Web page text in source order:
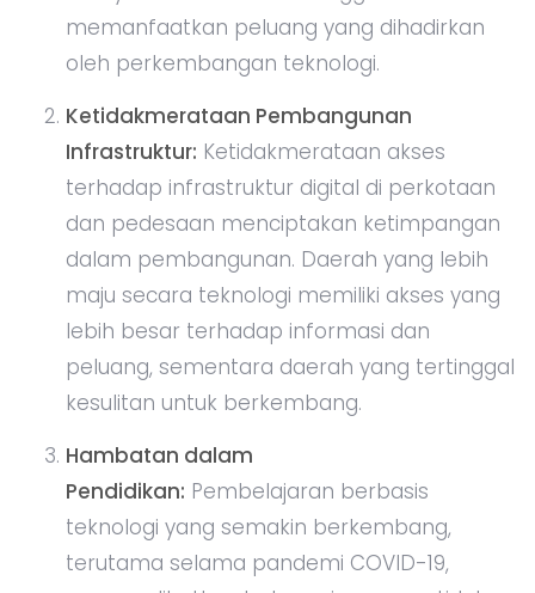
memanfaatkan peluang yang dihadirkan
oleh perkembangan teknologi.
Ketidakmerataan Pembangunan
Infrastruktur: Ketidakmerataan akses
terhadap infrastruktur digital di perkotaan
dan pedesaan menciptakan ketimpangan
dalam pembangunan. Daerah yang lebih
maju secara teknologi memiliki akses yang
lebih besar terhadap informasi dan
peluang, sementara daerah yang tertinggal
kesulitan untuk berkembang.
Hambatan dalam
Pendidikan: Pembelajaran berbasis
teknologi yang semakin berkembang,
terutama selama pandemi COVID-19,